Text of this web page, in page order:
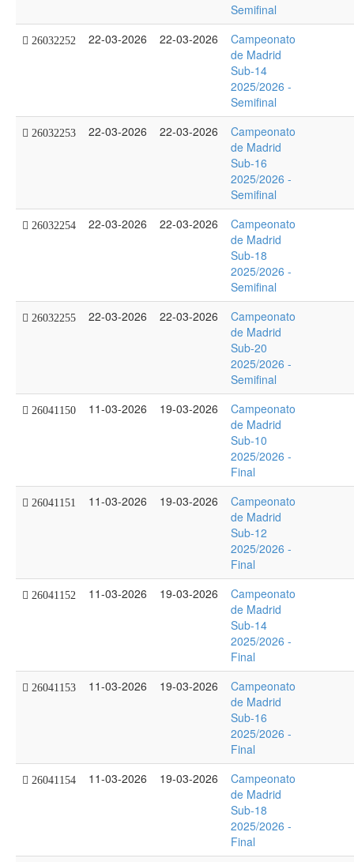
Semifinal
26032252 22-03-2026 22-03-2026
Campeonato
de Madrid
Sub-14
2025/2026 -
Semifinal
26032253 22-03-2026 22-03-2026
Campeonato
de Madrid
Sub-16
2025/2026 -
Semifinal
26032254 22-03-2026 22-03-2026
Campeonato
de Madrid
Sub-18
2025/2026 -
Semifinal
26032255 22-03-2026 22-03-2026
Campeonato
de Madrid
Sub-20
2025/2026 -
Semifinal
26041150 11-03-2026 19-03-2026
Campeonato
de Madrid
Sub-10
2025/2026 -
Final
26041151 11-03-2026 19-03-2026
Campeonato
de Madrid
Sub-12
2025/2026 -
Final
26041152 11-03-2026 19-03-2026
Campeonato
de Madrid
Sub-14
2025/2026 -
Final
26041153 11-03-2026 19-03-2026
Campeonato
de Madrid
Sub-16
2025/2026 -
Final
26041154 11-03-2026 19-03-2026
Campeonato
de Madrid
Sub-18
2025/2026 -
Final